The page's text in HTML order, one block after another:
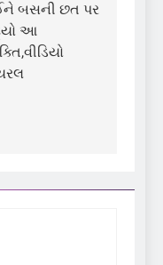
બસની છત પર
આ